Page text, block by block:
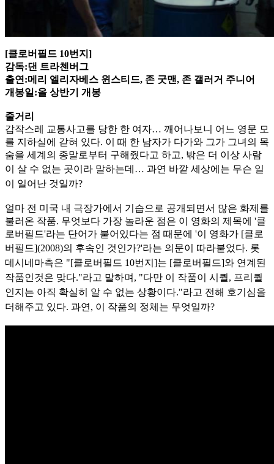
[클로버필드 10번지]
감독:댄 트라첸버그
출연:메리 엘리자베스 윈스티드, 존 굿맨, 존 갤러거 주니어
개봉일:올 상반기 개봉
줄거리
갑작스레 교통사고를 당한 한 여자… 깨어나보니 어느 영문 모
를 지하실에 갇혀 있다. 이 때 한 남자가 다가와 그가 그녀의 목
숨을 세계의 종말로부터 구해줬다고 하고, 밖은 더 이상 사람
이 살 수 없는 곳이라 말하는데… 과연 바깥 세상에는 무슨 일
이 일어난 것일까?
얼마 전 미국 내 극장가에서 기습으로 공개되면서 많은 화제를
불러온 작품. 무엇보다 가장 놀라운 점은 이 영화의 제목에 '클
로버필드'라는 단어가 붙어있다는 점 때문에 '이 영화가 [클로
버필드](2008)의 후속인 것인가?'라는 의문이 따라붙었다. 롯
데시네마측은 "[클로버필드 10번지]는 [클로버필드]와 연계된
작품인것은 맞다."라고 말하며, "다만 이 작품이 시퀄, 프리퀄
인지는 아직 확실히 알 수 없는 상황이다."라고 전해 호기심을
더해주고 있다. 과연, 이 작품의 정체는 무엇일까?